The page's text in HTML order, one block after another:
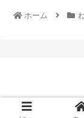
ホーム